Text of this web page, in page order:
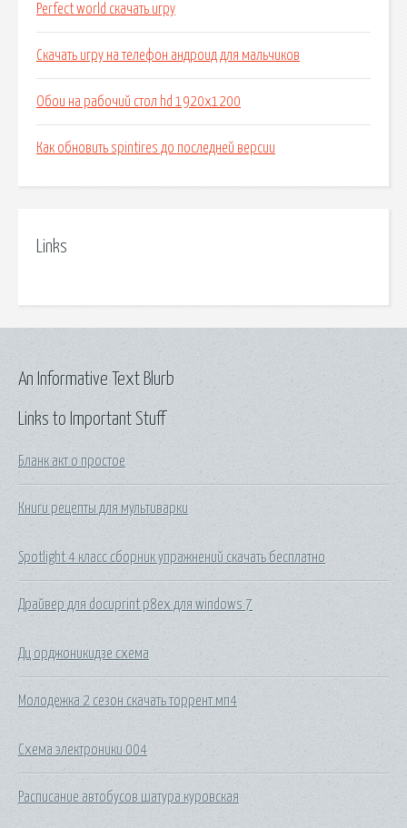
Perfect world скачать игру
Скачать игру на телефон андроид для мальчиков
Обои на рабочий стол hd 1920х1200
Как обновить spintires до последней версии
Links
Links to Important Stuff
Бланк акт о простое
Книги рецепты для мультиварки
Spotlight 4 класс сборник упражнений скачать бесплатно
Драйвер для docuprint p8ex для windows 7
Дц орджоникидзе схема
Молодежка 2 сезон скачать торрент мп4
Схема электроники 004
Расписание автобусов шатура куровская
An Informative Text Blurb